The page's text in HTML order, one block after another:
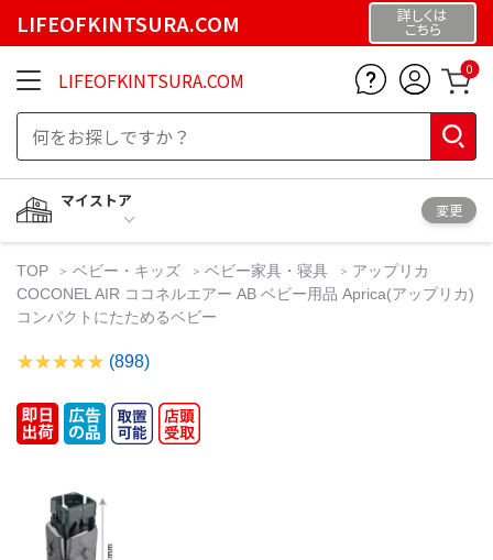
LIFEOFKINTSURA.COM 詳しくは
こちら
LIFEOFKINTSURA.COM 0
マイストア
変更
TOP ベビー・キッズ ベビー家具・寝具
アップリカ
COCONEL AIR ココネルエアー AB ベビー用品 Aprica(アップリカ)
コンパクトにたためるベビー
(898)